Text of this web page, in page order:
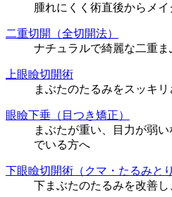
腫れにくく術直後からメ
二重切開（全切開法）
ナチュラルで綺麗な二重
上眼瞼切開術
まぶたのたるみをスッキ
眼瞼下垂（目つき矯正）
まぶたが重い、目力が弱
でいる方へ
下眼瞼切開術（クマ・たるみとり
下まぶたのたるみを改善